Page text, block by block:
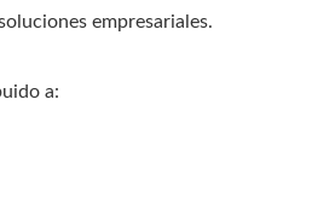
empresariales.
a: